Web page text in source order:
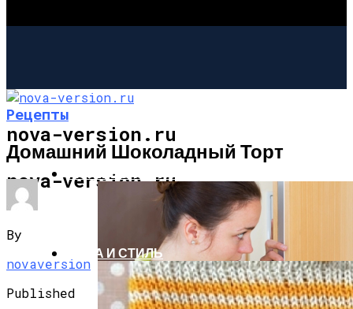
nova-version.ru
nova-version.ru
ИНТЕРЕСНОЕ И ПОЗНАВАТЕЛЬНОЕ
МОДА И СТИЛЬ
Рецепты
Домашний Шоколадный Торт
By
novaversion
Published